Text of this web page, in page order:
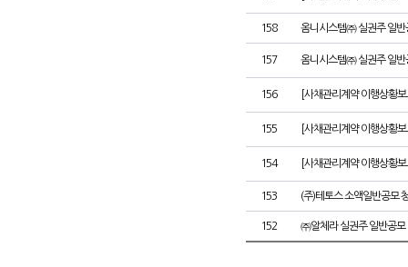
158 옴니시스템㈜ 실권주 일반
157 옴니시스템㈜ 실권주 일반
156 [사채관리계약 이행상황
155 [사채관리계약 이행상황
154 [사채관리계약 이행상황
153 (주)테토스 소액일반공모
152 ㈜알체라 실권주 일반공모